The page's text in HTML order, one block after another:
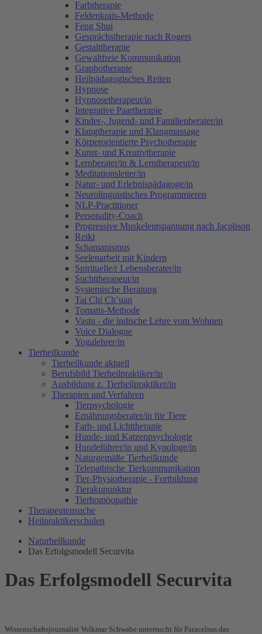
Farbtherapie
Feldenkrais-Methode
Feng Shui
Gesprächstherapie nach Rogers
Gestalttherapie
Gewaltfreie Kommunikation
Graphotherapie
Heilpädagogisches Reiten
Hypnose
Hypnosetherapeut/in
Integrative Paartherapie
Kinder-, Jugend- und Familienberater/in
Klangtherapie und Klangmassage
Körperorientierte Psychotherapie
Kunst- und Kreativtherapie
Lernberater/in & Lerntherapeut/in
Meditationsleiter/in
Natur- und Erlebnispädagoge/in
Neurolinguistisches Programmieren
NLP-Practitioner
Personality-Coach
Progressive Muskelentspannung nach Jacobson
Reiki
Schamanismus
Seelenarbeit mit Kindern
Spirituelle/r Lebensberater/in
Suchttherapeut/in
Systemische Beratung
Tai Chi Ch’uan
Tomatis-Methode
Vastu - die indische Lehre vom Wohnen
Voice Dialogue
Yogalehrer/in
Tierheilkunde
Tierheilkunde aktuell
Berufsbild Tierheilpraktiker/in
Ausbildung z. Tierheilpraktiker/in
Therapien und Verfahren
Tierpsychologie
Ernährungsberater/in für Tiere
Farb- und Lichttherapie
Hunde- und Katzenpsychologie
Hundeführer/in und Kynologe/in
Naturgemäße Tierheilkunde
Telepathische Tierkommunikation
Tier-Physiotherapie - Fortbildung
Tierakupunktur
Tierhomöopathie
Therapeutensuche
Heilpraktikerschulen
Naturheilkunde
Das Erfolgsmodell Securvita
Das Erfolgsmodell Securvita
Wissenschaftsjournalist Volkmar Schwabe untersucht für Paracelsus das